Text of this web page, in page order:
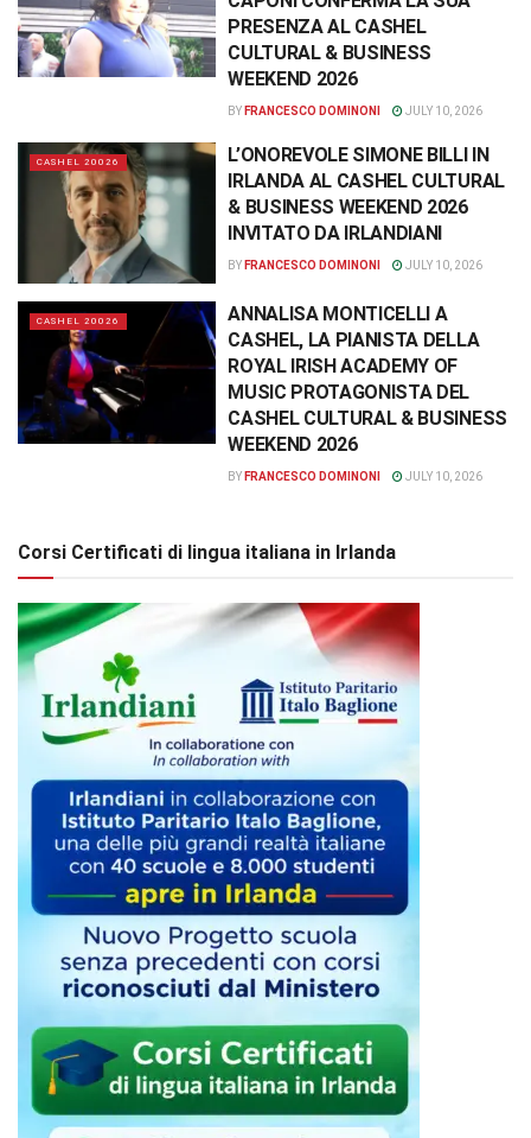
PRESENZA AL CASHEL
CULTURAL & BUSINESS
WEEKEND 2026
BY FRANCESCO DOMINONI JULY 10, 2026
CASHEL 20026
L’ONOREVOLE SIMONE BILLI IN
IRLANDA AL CASHEL CULTURAL
& BUSINESS WEEKEND 2026
INVITATO DA IRLANDIANI
BY FRANCESCO DOMINONI JULY 10, 2026
CASHEL 20026
ANNALISA MONTICELLI A
CASHEL, LA PIANISTA DELLA
ROYAL IRISH ACADEMY OF
MUSIC PROTAGONISTA DEL
CASHEL CULTURAL & BUSINESS
WEEKEND 2026
BY FRANCESCO DOMINONI JULY 10, 2026
Corsi Certificati di lingua italiana in Irlanda